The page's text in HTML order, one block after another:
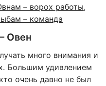
– ворох работы,
– команда
Овен
много внимания и
Большим удивлением
очень давно не был